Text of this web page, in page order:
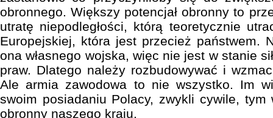
obronnego. Większy potencjał obronny to
utratę niepodległości, którą teoretycznie
Europejskiej, która jest przecież państwem.
ona własnego wojska, więc nie jest w stanie
praw. Dlatego należy rozbudowywać i
Ale armia zawodowa to nie wszystko. Im
swoim posiadaniu Polacy, zwykli cywile, tym
obronny naszego kraju.